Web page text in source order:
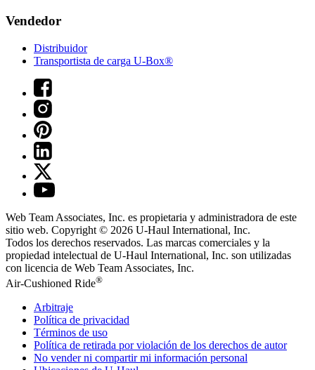
Vendedor
Distribuidor
Transportista de carga U-Box®
Web Team Associates, Inc. es propietaria y administradora de este
sitio web. Copyright © 2026 U-Haul International, Inc.
Todos los derechos reservados. Las marcas comerciales y la
propiedad intelectual de U-Haul International, Inc. son utilizadas
con licencia de Web Team Associates, Inc.
Air-Cushioned Ride®
Arbitraje
Política de privacidad
Términos de uso
Política de retirada por violación de los derechos de autor
No vender ni compartir mi información personal